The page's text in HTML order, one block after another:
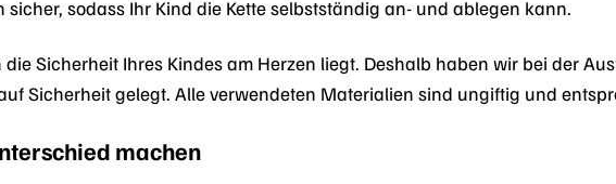
sodass Ihr Kind die Kette selbstständig an- und ablegen kann.
Sicherheit Ihres Kindes am Herzen liegt. Deshalb haben wir bei der
Sicherheit gelegt. Alle verwendeten Materialien sind ungiftig und
machen